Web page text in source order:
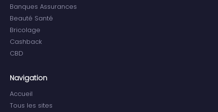
Banques Assurances
Beauté Santé
Bricolage
Cashback
CBD
Navigation
Accueil
Tous les sites